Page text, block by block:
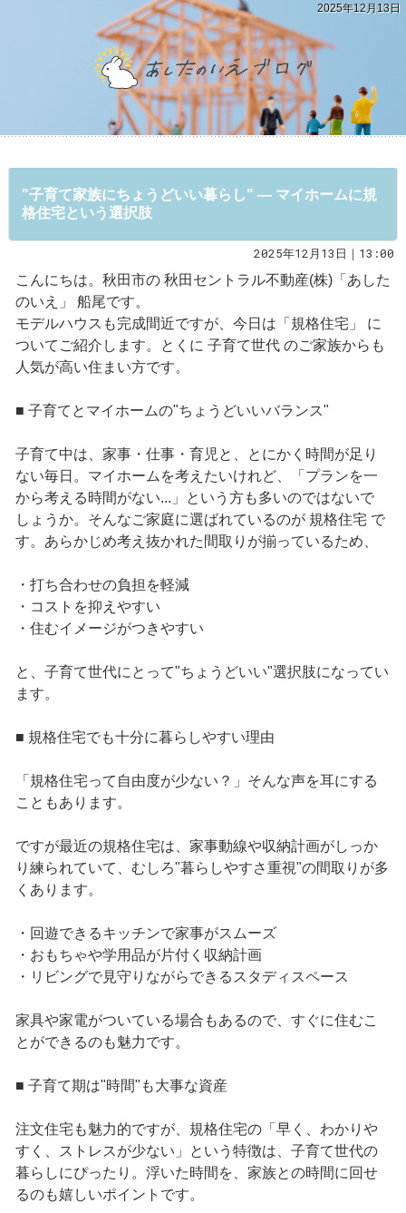
2025年12月13日
"子育て家族にちょうどいい暮らし" ― マイホームに規
格住宅という選択肢
2025年12月13日｜13:00
こんにちは。秋田市の 秋田セントラル不動産(株)「あした
のいえ」 船尾です。
モデルハウスも完成間近ですが、今日は「規格住宅」 に
ついてご紹介します。とくに 子育て世代 のご家族からも
人気が高い住まい方です。
■ 子育てとマイホームの"ちょうどいいバランス"
子育て中は、家事・仕事・育児と、とにかく時間が足り
ない毎日。マイホームを考えたいけれど、「プランを一
から考える時間がない...」という方も多いのではないで
しょうか。そんなご家庭に選ばれているのが 規格住宅 で
す。あらかじめ考え抜かれた間取りが揃っているため、
・打ち合わせの負担を軽減
・コストを抑えやすい
・住むイメージがつきやすい
と、子育て世代にとって"ちょうどいい"選択肢になってい
ます。
■ 規格住宅でも十分に暮らしやすい理由
「規格住宅って自由度が少ない？」そんな声を耳にする
こともあります。
ですが最近の規格住宅は、家事動線や収納計画がしっか
り練られていて、むしろ"暮らしやすさ重視"の間取りが多
くあります。
・回遊できるキッチンで家事がスムーズ
・おもちゃや学用品が片付く収納計画
・リビングで見守りながらできるスタディスペース
家具や家電がついている場合もあるので、すぐに住むこ
とができるのも魅力です。
■ 子育て期は"時間"も大事な資産
注文住宅も魅力的ですが、規格住宅の「早く、わかりや
すく、ストレスが少ない」という特徴は、子育て世代の
暮らしにぴったり。浮いた時間を、家族との時間に回せ
るのも嬉しいポイントです。